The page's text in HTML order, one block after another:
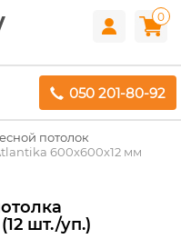
0
050 201-80-92
потолок
600x600x12 мм
шт./уп.)